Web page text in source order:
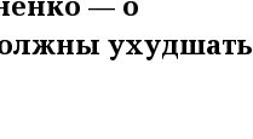
ухудшать